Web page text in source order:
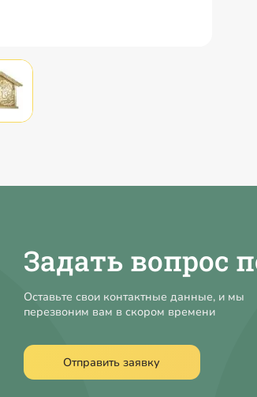
Задать вопрос
Оставьте свои контактные данные, и мы
перезвоним вам в скором времени
Отправить заявку